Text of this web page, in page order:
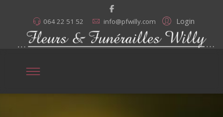
Login
064 22 51 52 info@pfwilly.com